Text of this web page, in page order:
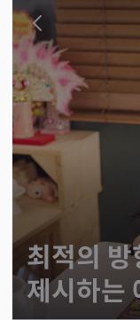
최적의 방
제시하는